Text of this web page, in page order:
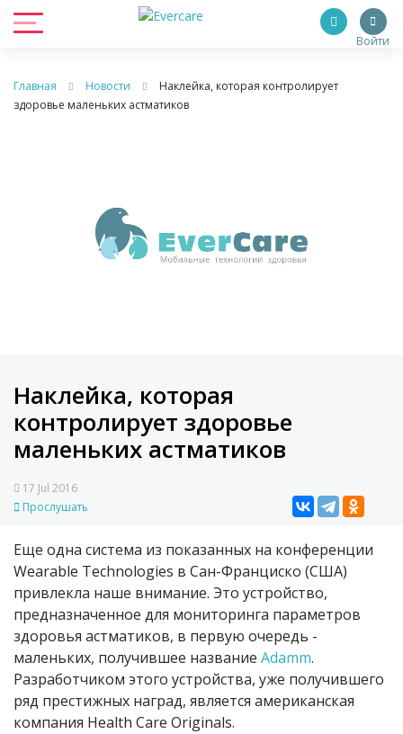
Войти
Главная Новости
Наклейка, которая контролирует
здоровье маленьких астматиков
Наклейка, которая
контролирует здоровье
маленьких астматиков
17 Jul 2016
Прослушать
Еще одна система из показанных на конференции
Wearable Technologies в Сан-Франциско (США)
привлекла наше внимание. Это устройство,
предназначенное для мониторинга параметров
здоровья астматиков, в первую очередь -
маленьких, получившее название Adamm.
Разработчиком этого устройства, уже получившего
ряд престижных наград, является американская
компания Health Care Originals.